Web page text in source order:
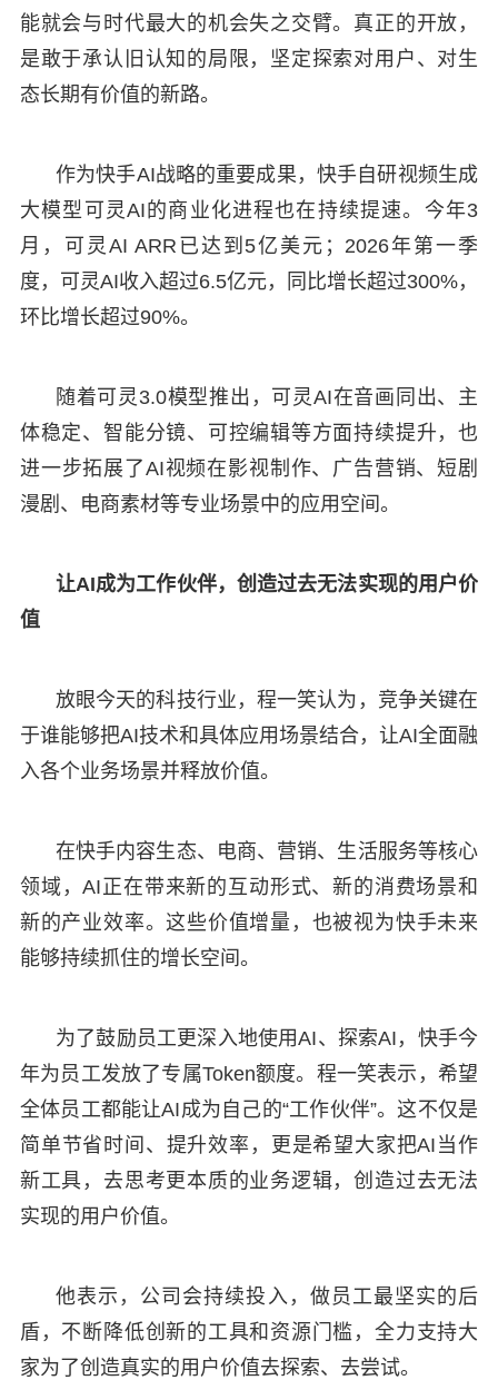
能就会与时代最大的机会失之交臂。真正的开放，
是敢于承认旧认知的局限，坚定探索对用户、对生
态长期有价值的新路。
作为快手AI战略的重要成果，快手自研视频生成
大模型可灵AI的商业化进程也在持续提速。今年3
月，可灵AI ARR已达到5亿美元；2026年第一季
度，可灵AI收入超过6.5亿元，同比增长超过300%，
环比增长超过90%。
随着可灵3.0模型推出，可灵AI在音画同出、主
体稳定、智能分镜、可控编辑等方面持续提升，也
进一步拓展了AI视频在影视制作、广告营销、短剧
漫剧、电商素材等专业场景中的应用空间。
让AI成为工作伙伴，创造过去无法实现的用户价
值
放眼今天的科技行业，程一笑认为，竞争关键在
于谁能够把AI技术和具体应用场景结合，让AI全面融
入各个业务场景并释放价值。
在快手内容生态、电商、营销、生活服务等核心
领域，AI正在带来新的互动形式、新的消费场景和
新的产业效率。这些价值增量，也被视为快手未来
能够持续抓住的增长空间。
为了鼓励员工更深入地使用AI、探索AI，快手今
年为员工发放了专属Token额度。程一笑表示，希望
全体员工都能让AI成为自己的“工作伙伴”。这不仅是
简单节省时间、提升效率，更是希望大家把AI当作
新工具，去思考更本质的业务逻辑，创造过去无法
实现的用户价值。
他表示，公司会持续投入，做员工最坚实的后
盾，不断降低创新的工具和资源门槛，全力支持大
家为了创造真实的用户价值去探索、去尝试。